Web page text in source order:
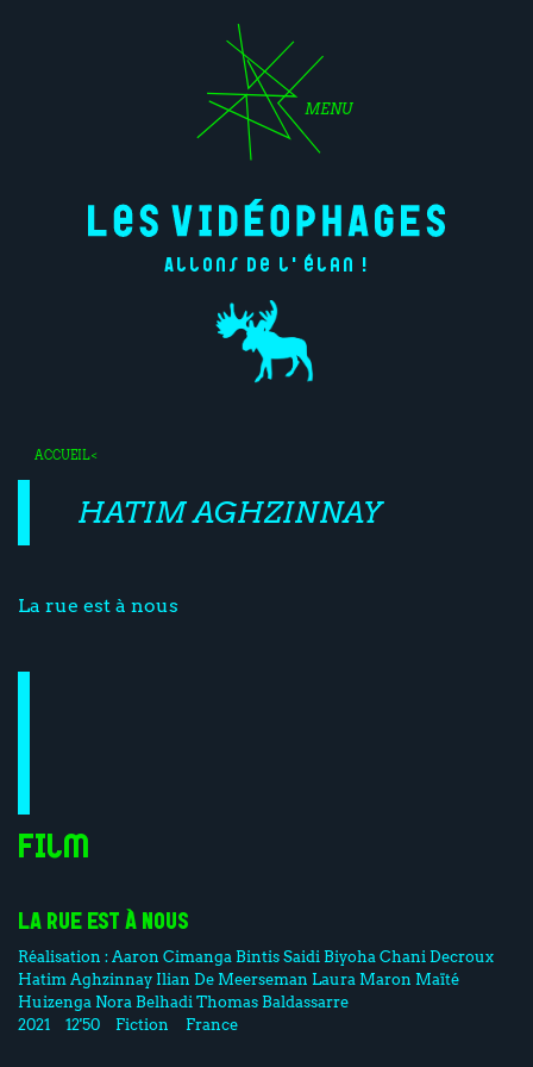
MENU
Allons de l'élan !
ACCUEIL<
HATIM AGHZINNAY
La rue est à nous
Film
LA RUE EST À NOUS
Réalisation : Aaron Cimanga Bintis Saidi Biyoha Chani Decroux
Hatim Aghzinnay Ilian De Meerseman Laura Maron Maïté
Huizenga Nora Belhadi Thomas Baldassarre
2021
12'50 Fiction France